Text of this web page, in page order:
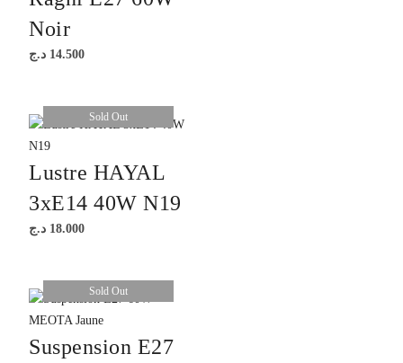
Noir
14.500 د.ج
Sold Out
Lustre HAYAL
3xE14 40W N19
18.000 د.ج
Sold Out
Suspension E27